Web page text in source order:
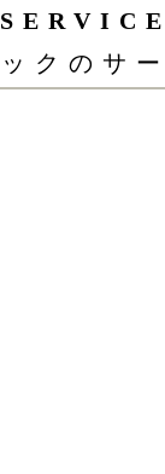
SERVICE
クのサ